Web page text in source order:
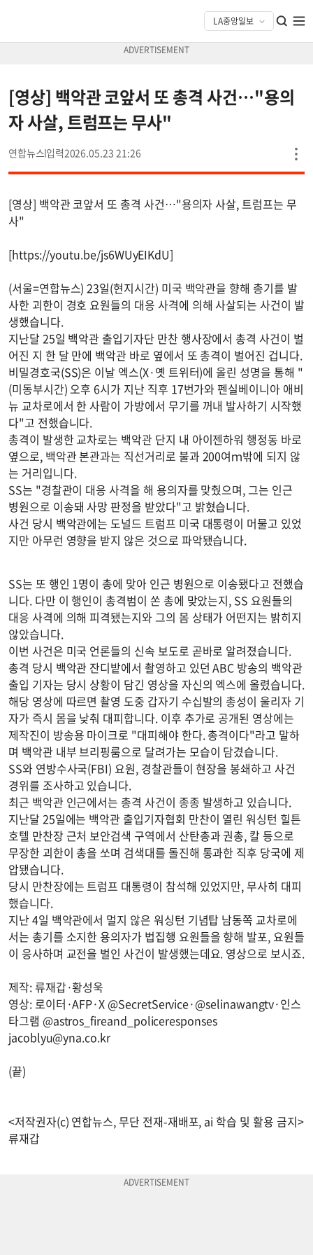
[영상] 백악관 코앞서 또 총격 사건…"용의
자 사살, 트럼프는 무사"
연합뉴스 2026.05.23 21:26
[영상] 백악관 코앞서 또 총격 사건…"용의자 사살, 트럼프는 무
사"
[https://youtu.be/js6WUyEIKdU]
(서울=연합뉴스) 23일(현지시간) 미국 백악관을 향해 총기를 발
사한 괴한이 경호 요원들의 대응 사격에 의해 사살되는 사건이 발
생했습니다.
지난달 25일 백악관 출입기자단 만찬 행사장에서 총격 사건이 벌
어진 지 한 달 만에 백악관 바로 옆에서 또 총격이 벌어진 겁니다.
비밀경호국(SS)은 이날 엑스(X·옛 트위터)에 올린 성명을 통해 "
(미동부시간) 오후 6시가 지난 직후 17번가와 펜실베이니아 애비
뉴 교차로에서 한 사람이 가방에서 무기를 꺼내 발사하기 시작했
다"고 전했습니다.
총격이 발생한 교차로는 백악관 단지 내 아이젠하워 행정동 바로
옆으로, 백악관 본관과는 직선거리로 불과 200여ｍ밖에 되지 않
는 거리입니다.
SS는 "경찰관이 대응 사격을 해 용의자를 맞췄으며, 그는 인근
병원으로 이송돼 사망 판정을 받았다"고 밝혔습니다.
사건 당시 백악관에는 도널드 트럼프 미국 대통령이 머물고 있었
지만 아무런 영향을 받지 않은 것으로 파악됐습니다.
SS는 또 행인 1명이 총에 맞아 인근 병원으로 이송됐다고 전했습
니다. 다만 이 행인이 총격범이 쏜 총에 맞았는지, SS 요원들의
대응 사격에 의해 피격됐는지와 그의 몸 상태가 어떤지는 밝히지
않았습니다.
이번 사건은 미국 언론들의 신속 보도로 곧바로 알려졌습니다.
총격 당시 백악관 잔디밭에서 촬영하고 있던 ABC 방송의 백악관
출입 기자는 당시 상황이 담긴 영상을 자신의 엑스에 올렸습니다.
해당 영상에 따르면 촬영 도중 갑자기 수십발의 총성이 울리자 기
자가 즉시 몸을 낮춰 대피합니다. 이후 추가로 공개된 영상에는
제작진이 방송용 마이크로 "대피해야 한다. 총격이다"라고 말하
며 백악관 내부 브리핑룸으로 달려가는 모습이 담겼습니다.
SS와 연방수사국(FBI) 요원, 경찰관들이 현장을 봉쇄하고 사건
경위를 조사하고 있습니다.
최근 백악관 인근에서는 총격 사건이 종종 발생하고 있습니다.
지난달 25일에는 백악관 출입기자협회 만찬이 열린 워싱턴 힐튼
호텔 만찬장 근처 보안검색 구역에서 산탄총과 권총, 칼 등으로
무장한 괴한이 총을 쏘며 검색대를 돌진해 통과한 직후 당국에 제
압됐습니다.
당시 만찬장에는 트럼프 대통령이 참석해 있었지만, 무사히 대피
했습니다.
지난 4일 백악관에서 멀지 않은 워싱턴 기념탑 남동쪽 교차로에
서는 총기를 소지한 용의자가 법집행 요원들을 향해 발포, 요원들
이 응사하며 교전을 벌인 사건이 발생했는데요. 영상으로 보시죠.
제작: 류재갑·황성욱
영상: 로이터·AFP·X @SecretService·@selinawangtv·인스
타그램 @astros_fireand_policeresponses
jacoblyu@yna.co.kr
(끝)
<저작권자(c) 연합뉴스, 무단 전재-재배포, ai 학습 및 활용 금지>
류재갑